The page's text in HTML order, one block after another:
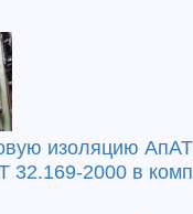
изоляцию
2000 в